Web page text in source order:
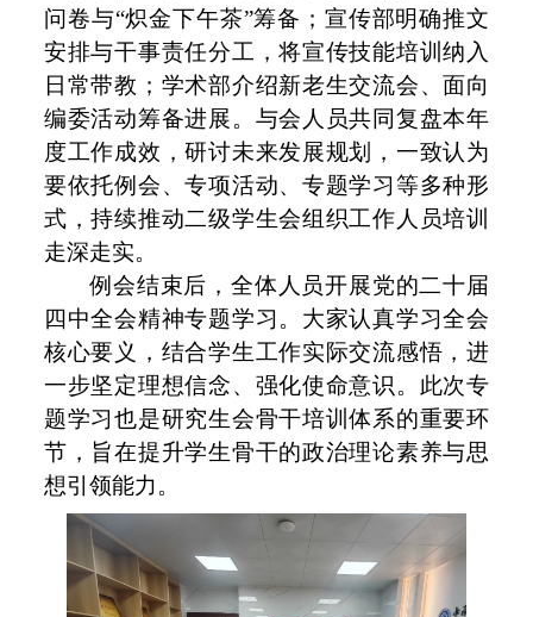
问卷与“炽金下午茶”筹备；宣传部明确推文
安排与干事责任分工，将宣传技能培训纳入
日常带教；学术部介绍新老生交流会、面向
编委活动筹备进展。与会人员共同复盘本年
度工作成效，研讨未来发展规划，一致认为
要依托例会、专项活动、专题学习等多种形
式，持续推动二级学生会组织工作人员培训
走深走实。
例会结束后，全体人员开展党的二十届
四中全会精神专题学习。大家认真学习全会
核心要义，结合学生工作实际交流感悟，进
一步坚定理想信念、强化使命意识。此次专
题学习也是研究生会骨干培训体系的重要环
节，旨在提升学生骨干的政治理论素养与思
想引领能力。